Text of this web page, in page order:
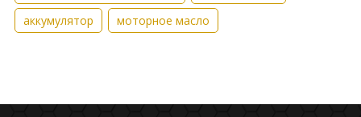
аккумулятор
моторное масло